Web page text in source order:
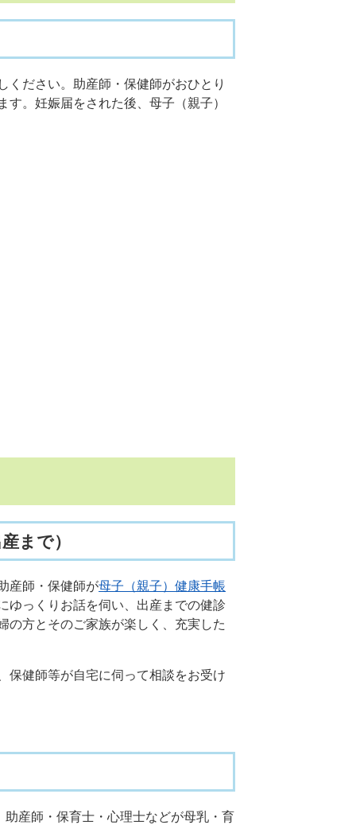
ださい。助産師・保健師がおひとり
。妊娠届をされた後、母子（親子）
まで）
産師・保健師が母子（親子）健康手帳
ゆっくりお話を伺い、出産までの健診
の方とそのご家族が楽しく、充実した
保健師等が自宅に伺って相談をお受け
産師・保育士・心理士などが母乳・育